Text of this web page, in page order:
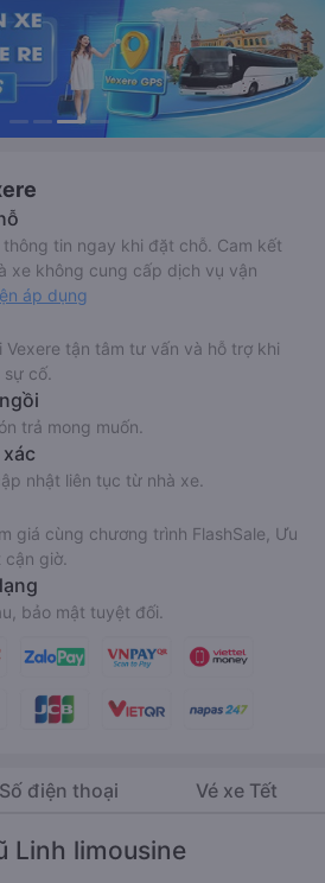
tin ngay khi đặt chỗ. Cam kết
xe không cung cấp dịch vụ vận
áp dụng
Vexere tận tâm tư vấn và hỗ trợ khi
cố.
trả mong muốn.
nhật liên tục từ nhà xe.
giá cùng chương trình FlashSale, Ưu
giờ.
bảo mật tuyệt đối.
Số điện thoại Vé xe Tết
Linh limousine